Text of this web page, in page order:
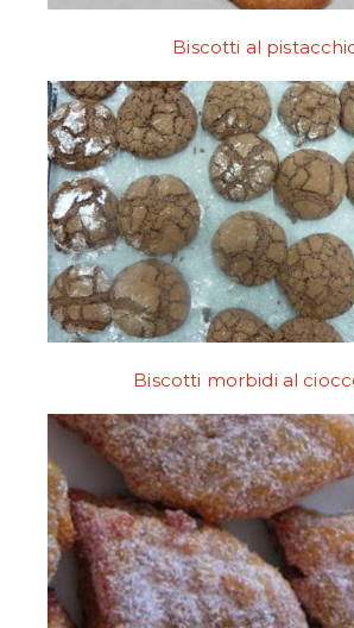
Biscotti al
Biscotti morbidi al